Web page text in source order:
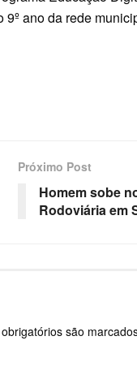
ano da rede
Próximo Post
Homem sobe
Rodoviária em
são